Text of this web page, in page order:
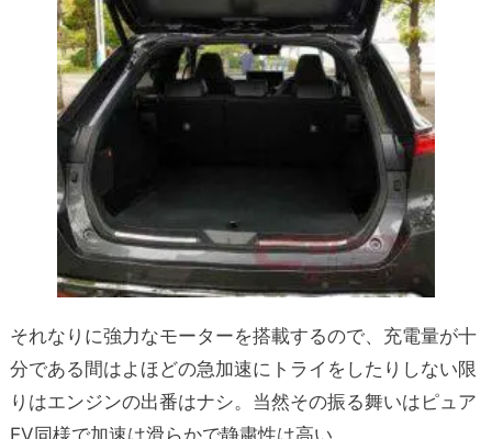
それなりに強力なモーターを搭載するので、充電量が十
分である間はよほどの急加速にトライをしたりしない限
りはエンジンの出番はナシ。当然その振る舞いはピュア
EV同様で加速は滑らかで静粛性は高い。